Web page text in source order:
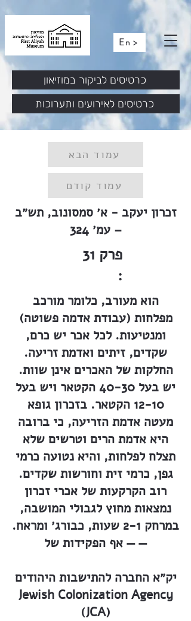
En >
כרטיסים לאירועים ותערוכות
כרטיסים לביקור במוזיאון
עמוד הבא
עמוד קודם
זכרון יעקב - א׳ סמסונוב, תש״ב
– עמ׳ 324
31 פרק
:
הוא מעורב, כלומר מורכב
מפלחות (עבודת אדמה פשוטה)
ומנטיעות. לכל אכר יש כרם,
שקדים, זיתים ואדמת זריעה.
החלקות של האכרים אינן שוות.
יש בעל 40-30 הקטאר ויש בעל
12-10 הקטאר. בזכרון גופא
מעטה אדמת הזריעה, כי ברובה
היא אדמת הרים וטרשים שלא
תצלח לפלחות, והיא נטועה כרמי
גפן, כרמי זית וחורשות שקדים.
רוב הקרקעות של אכרי זכרון
נמצאות מחוץ לגבולי המושבה,
במרחק 2-1 שעות, כבורג׳ ומראח.
— — אף הפקידות של
יק״א החברה להתישבות היהודים
Jewish Colonization Agency
(JCA)